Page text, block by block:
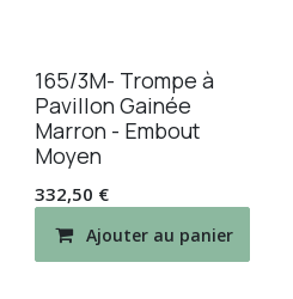
165/3M- Trompe à
Pavillon Gainée
Marron - Embout
Moyen
332,50 €
Ajouter au panier